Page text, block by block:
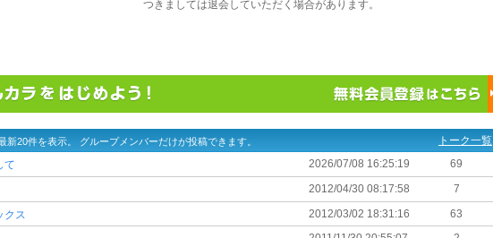
つきましては退会していただく場合があります。
新20件を表示。 グループメンバーだけが投稿できます。
トーク一覧
て
2026/07/08 16:25:19 69
2012/04/30 08:17:58 7
クス 2012/03/02 18:31:16 63